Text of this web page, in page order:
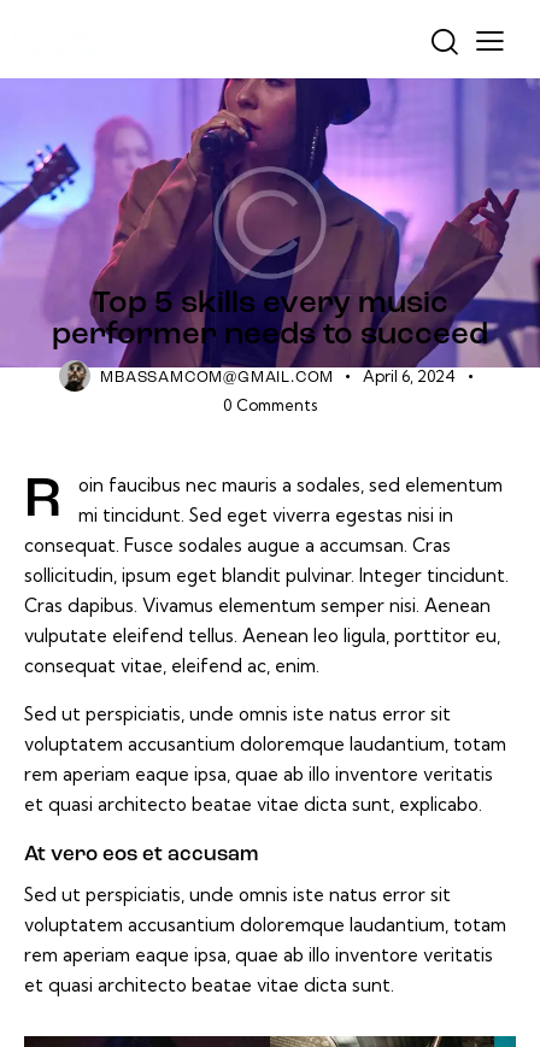
CONCERTS
Top 5 skills every music
performer needs to succeed
MBASSAMCOM@GMAIL.COM
April 6, 2024
0 Comments
Roin faucibus nec mauris a sodales, sed elementum
mi tincidunt. Sed eget viverra egestas nisi in
consequat. Fusce sodales augue a accumsan. Cras
sollicitudin, ipsum eget blandit pulvinar. Integer tincidunt.
Cras dapibus. Vivamus elementum semper nisi. Aenean
vulputate eleifend tellus. Aenean leo ligula, porttitor eu,
consequat vitae, eleifend ac, enim.
Sed ut perspiciatis, unde omnis iste natus error sit
voluptatem accusantium doloremque laudantium, totam
rem aperiam eaque ipsa, quae ab illo inventore veritatis
et quasi architecto beatae vitae dicta sunt, explicabo.
At vero eos et accusam
Sed ut perspiciatis, unde omnis iste natus error sit
voluptatem accusantium doloremque laudantium, totam
rem aperiam eaque ipsa, quae ab illo inventore veritatis
et quasi architecto beatae vitae dicta sunt.